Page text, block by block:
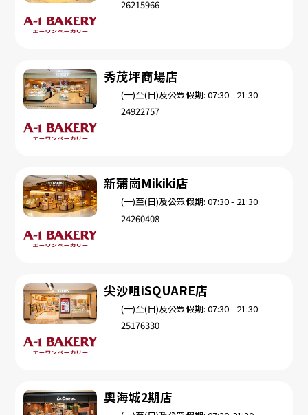
26215966
秀茂坪商場店
(一)至(日)及公眾假期: 07:30 - 21:30
24922757
新蒲崗Mikiki店
(一)至(日)及公眾假期: 07:30 - 21:30
24260408
尖沙咀iSQUARE店
(一)至(日)及公眾假期: 07:30 - 21:30
25176330
奧海城2期店